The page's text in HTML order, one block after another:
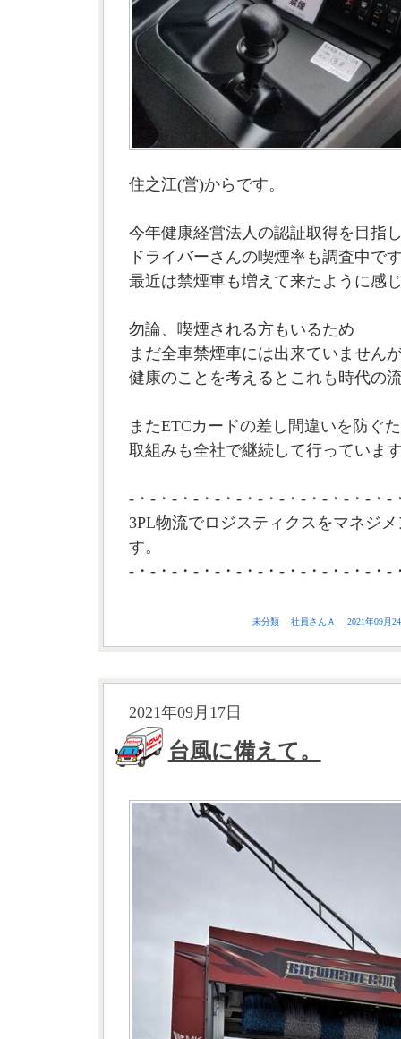
住之江(営)からです。
今年健康経営法人の認証取得を目指
ドライバーさんの喫煙率も調査中で
最近は禁煙車も増えて来たように感
勿論、喫煙される方もいるため
まだ全車禁煙車には出来ていません
健康のことを考えるとこれも時代の
またETCカードの差し間違いを防ぐ
取組みも全社で継続して行っていま
-・-・-・-・-・-・-・-・-・-・-・-・-
3PL物流でロジスティクスをマネジ
す。
-・-・-・-・-・-・-・-・-・-・-・-・-
未分類 社員さんＡ 2021年09月
2021年09月17日
台風に備えて。